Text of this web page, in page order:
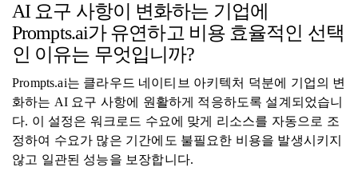
AI 요구 사항이 변화하는 기업에
Prompts.ai가 유연하고 비용 효율적인 선택
인 이유는 무엇입니까?
Prompts.ai는 클라우드 네이티브 아키텍처 덕분에 기업의 변
화하는 AI 요구 사항에 원활하게 적응하도록 설계되었습니
다. 이 설정은 워크로드 수요에 맞게 리소스를 자동으로 조
정하여 수요가 많은 기간에도 불필요한 비용을 발생시키지
않고 일관된 성능을 보장합니다.